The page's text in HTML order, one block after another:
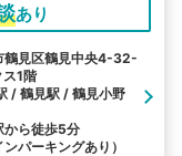
あり
鶴見区鶴見中央4-32-
1階
/ 鶴見駅 / 鶴見小野
から徒歩5分
パーキングあり）